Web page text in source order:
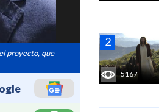
proyecto, que
5167